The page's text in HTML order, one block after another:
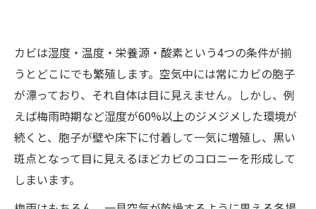
カビは湿度・温度・栄養源・酸素という4つの条件が揃
うとどこにでも繁殖します。空気中には常にカビの胞子
が漂っており、それ自体は目に見えません。しかし、例
えば梅雨時期など湿度が60%以上のジメジメした環境が
続くと、胞子が壁や床下に付着して一気に増殖し、黒い
斑点となって目に見えるほどカビのコロニーを形成して
しまいます。